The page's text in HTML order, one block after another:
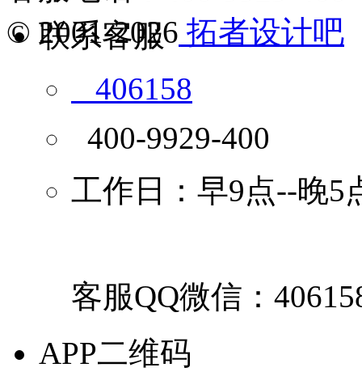
© 2001-2026 拓者设计吧
联系客服
406158
400-9929-400
工作日：早9点--晚5
客服QQ微信：
APP二维码